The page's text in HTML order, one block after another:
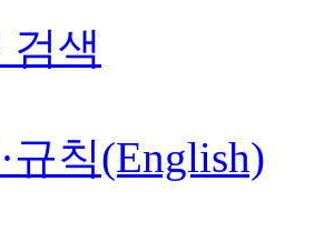
검색
규칙(English)